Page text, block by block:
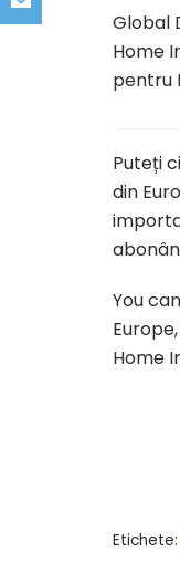
Global
Home
pentru
Puteți
din
You
Europe,
Home
Etichete: